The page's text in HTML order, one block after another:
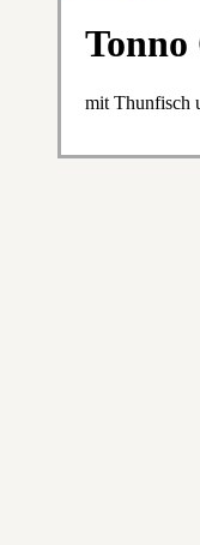
Tonno
mit Thunfisch